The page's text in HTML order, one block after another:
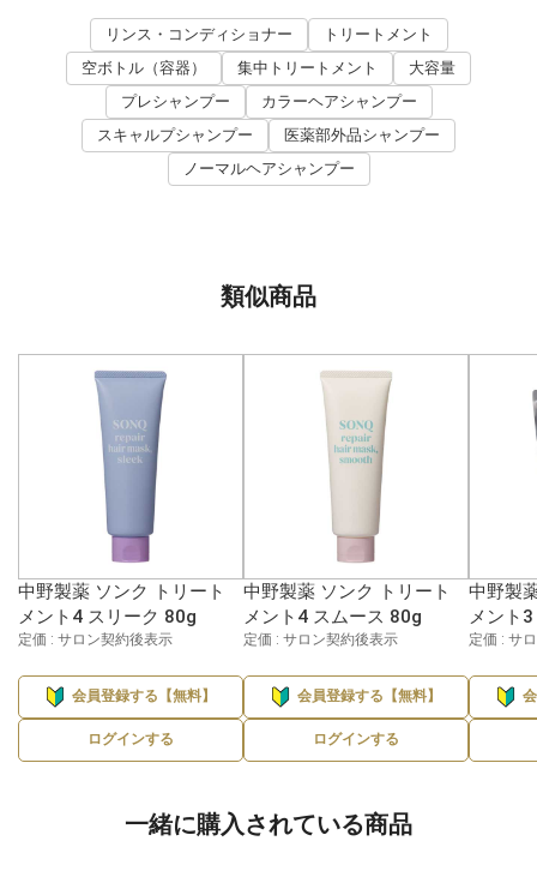
リンス・コンディショナー
トリートメント
空ボトル（容器）
集中トリートメント
大容量
プレシャンプー
カラーヘアシャンプー
スキャルプシャンプー
医薬部外品シャンプー
ノーマルヘアシャンプー
類似商品
中野製薬 ソンク トリート
メント4 スリーク 80g
定価 : サロン契約後表示
会員登録する【無料】
ログインする
中野製薬 ソンク トリート
メント4 スムース 80g
定価 : サロン契約後表示
会員登録する【無料】
ログインする
中野製
メント
定価 : サ
一緒に購入されている商品